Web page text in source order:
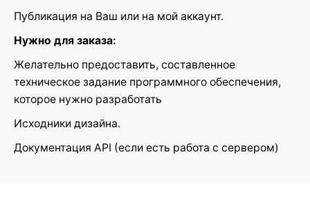
Публикация на Ваш или на мой аккаунт.
Нужно для заказа:
Желательно предоставить, составленное
техническое задание программного обеспечения,
которое нужно разработать
Исходники дизайна.
Документация API (если есть работа с сервером)
Rate this product:
Your review